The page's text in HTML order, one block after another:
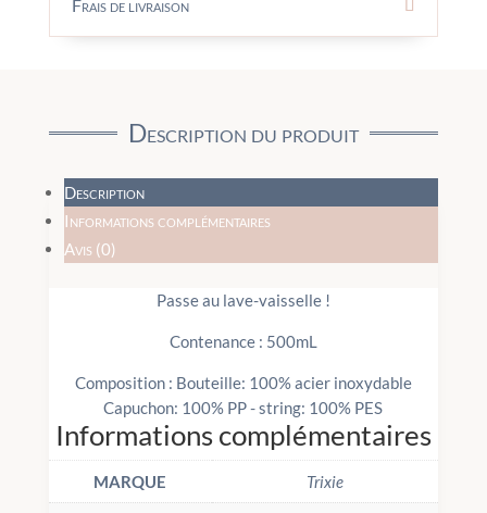
Frais de livraison
Description du produit
Description
Informations complémentaires
Avis (0)
Passe au lave-vaisselle !
Contenance : 500mL
Composition : Bouteille: 100% acier inoxydable
Capuchon: 100% PP - string: 100% PES
Informations complémentaires
MARQUE Trixie